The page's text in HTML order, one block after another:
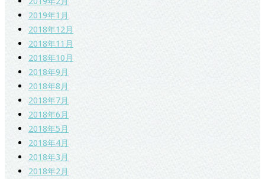
2019年1月
2018年12月
2018年11月
2018年10月
2018年9月
2018年8月
2018年7月
2018年6月
2018年5月
2018年4月
2018年3月
2018年2月